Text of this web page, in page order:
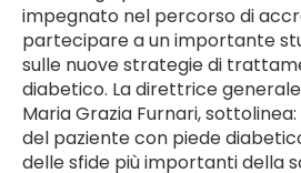
impegnato nel percorso di
partecipare a un importante
sulle nuove strategie di
diabetico. La direttrice
Maria Grazia Furnari,
del paziente con piede
delle sfide più importanti della